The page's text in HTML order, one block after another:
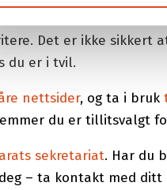
Det er ikke sikkert
du er i tvil.
nettsider, og ta i bruk
du er tillitsvalgt
sekretariat. Har du
– ta kontakt med